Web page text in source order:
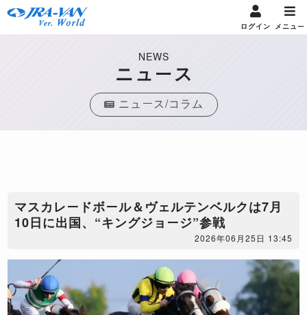
ログイン メニュー
NEWS
ニュース
ニュース/コラム
マスカレードボール＆ヴェルテンベルクは7月
10日に出国、“キングジョージ”参戦
2026年06月25日 13:45